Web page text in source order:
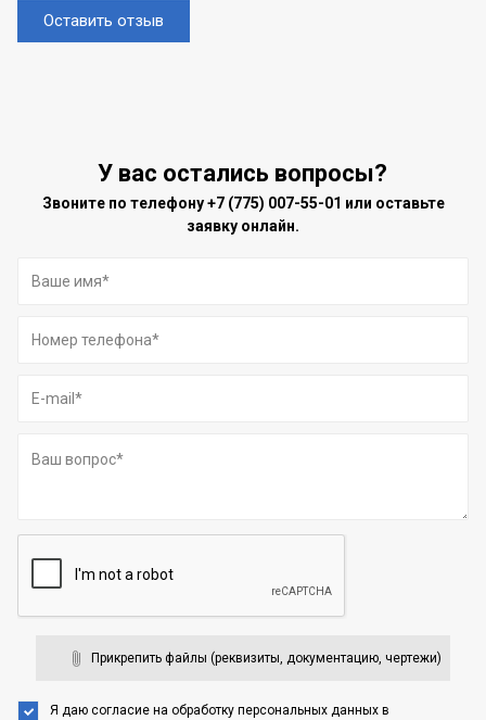
Оставить отзыв
У вас остались вопросы?
Звоните по телефону+7 (775) 007-55-01 или оставьте
заявку онлайн.
Прикрепить файлы (реквизиты, документацию, чертежи)
Я даю согласие на обработку персональных данных в